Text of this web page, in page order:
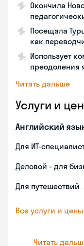
Окончила
Посещала
как
Использует
преодоления
Читать дальше
Услуги и
Английский
Для ИТ-
Деловой - для
Для путешествий
Все услуги и цены
Читать